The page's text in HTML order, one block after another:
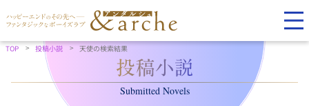
TOP 投稿小説 天使の検索結果
Submitted Novels